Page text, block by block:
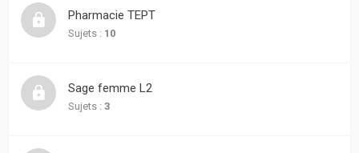
sans
réponse
actifs
Pharmacie TEPT
Sujets : 10
Sage femme L2
Sujets : 3